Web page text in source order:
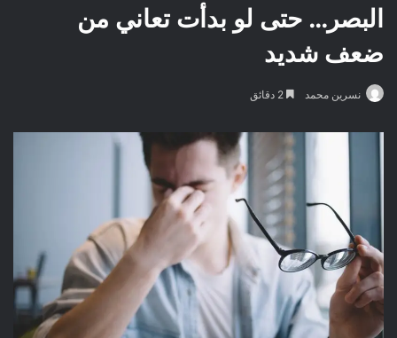
البصر… حتى لو بدأت تعاني من
ضعف شديد
نسرين محمد